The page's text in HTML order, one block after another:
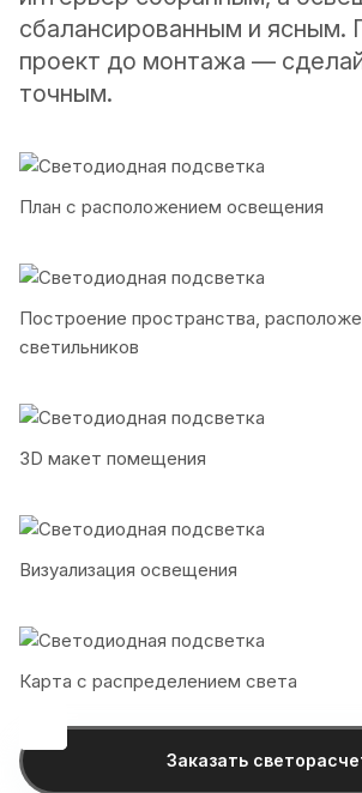
сбалансированным и ясным.
проект до монтажа —
точным.
План с раcположением освещения
Построение пространства,
светильников
3D макет помещения
Визуализация освещения
Карта с распределением света
Заказать